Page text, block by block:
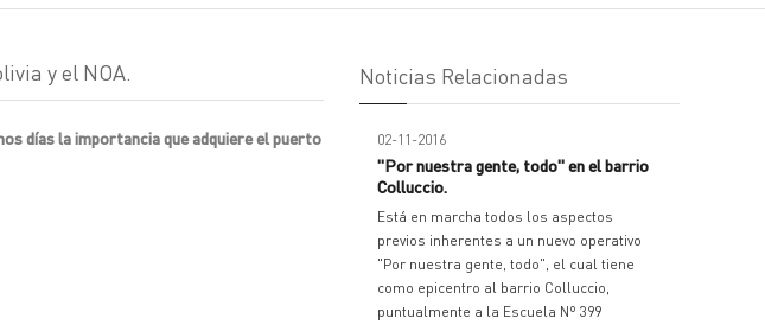
y el NOA.
días la importancia que adquiere el puerto
Noticias Relacionadas
02-11-2016
"Por nuestra gente, todo" en el barrio
Colluccio.
Está en marcha todos los aspectos
previos inherentes a un nuevo operativo
"Por nuestra gente, todo", el cual tiene
como epicentro al barrio Colluccio,
puntualmente a la Escuela Nº 399